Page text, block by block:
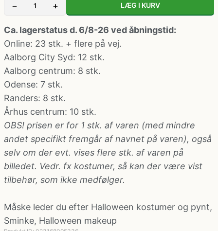
Kostume-tilbehør (andet)
Matros, kaptajn og pilot kostume
Mavedanser kostume
Mexicaner kostume
Nonne, præste, munke kostumer
− + LÆG I KURV
Ca. lagerstatus d. 6/8-26 ved åbningstid:
Online: 23 stk. + flere på vej.
Aalborg City Syd: 12 stk.
Aalborg centrum: 8 stk.
Odense: 7 stk.
Randers: 8 stk.
Århus centrum: 10 stk.
OBS! prisen er for 1 stk. af varen (med mindre
andet specifikt fremgår af navnet på varen), også
selv om der evt. vises flere stk. af varen på
billedet. Vedr. fx kostumer, så kan der være vist
tilbehør, som ikke medfølger.
Måske leder du efter Halloween kostumer og pynt,
Sminke, Halloween makeup